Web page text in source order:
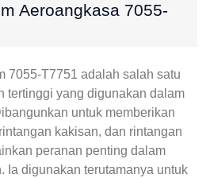
Aeroangkasa 7055-
7055-T7751 adalah salah satu
tertinggi yang digunakan dalam
untuk memberikan
kakisan, dan rintangan
peranan penting dalam
Ia digunakan terutamanya untuk